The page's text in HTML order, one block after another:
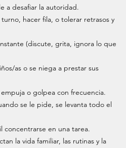
a desafiar la autoridad.
hacer fila, o tolerar retrasos y
(discute, grita, ignora lo que
as o se niega a prestar sus
o golpea con frecuencia.
se le pide, se levanta todo el
concentrarse en una tarea.
la vida familiar, las rutinas y la